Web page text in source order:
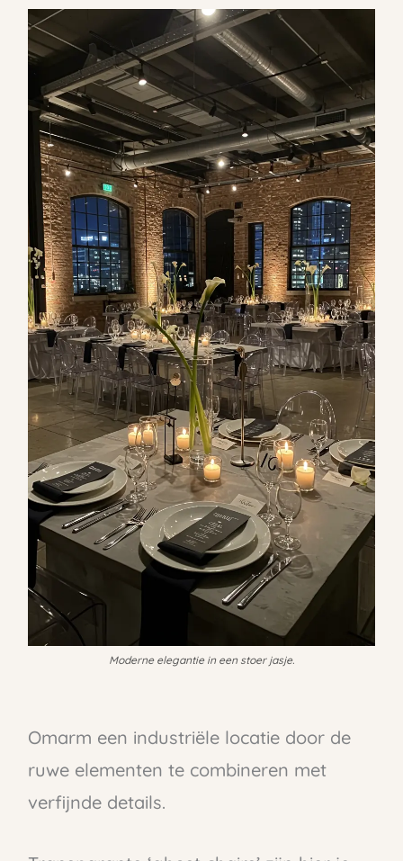
Moderne elegantie in een stoer jasje.
Omarm een industriële locatie door de
ruwe elementen te combineren met
verfijnde details.